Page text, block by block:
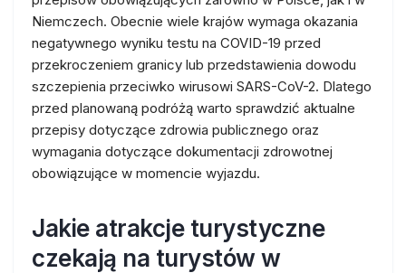
Niemczech. Obecnie wiele krajów wymaga okazania
negatywnego wyniku testu na COVID-19 przed
przekroczeniem granicy lub przedstawienia dowodu
szczepienia przeciwko wirusowi SARS-CoV-2. Dlatego
przed planowaną podróżą warto sprawdzić aktualne
przepisy dotyczące zdrowia publicznego oraz
wymagania dotyczące dokumentacji zdrowotnej
obowiązujące w momencie wyjazdu.
Jakie atrakcje turystyczne
czekają na turystów w